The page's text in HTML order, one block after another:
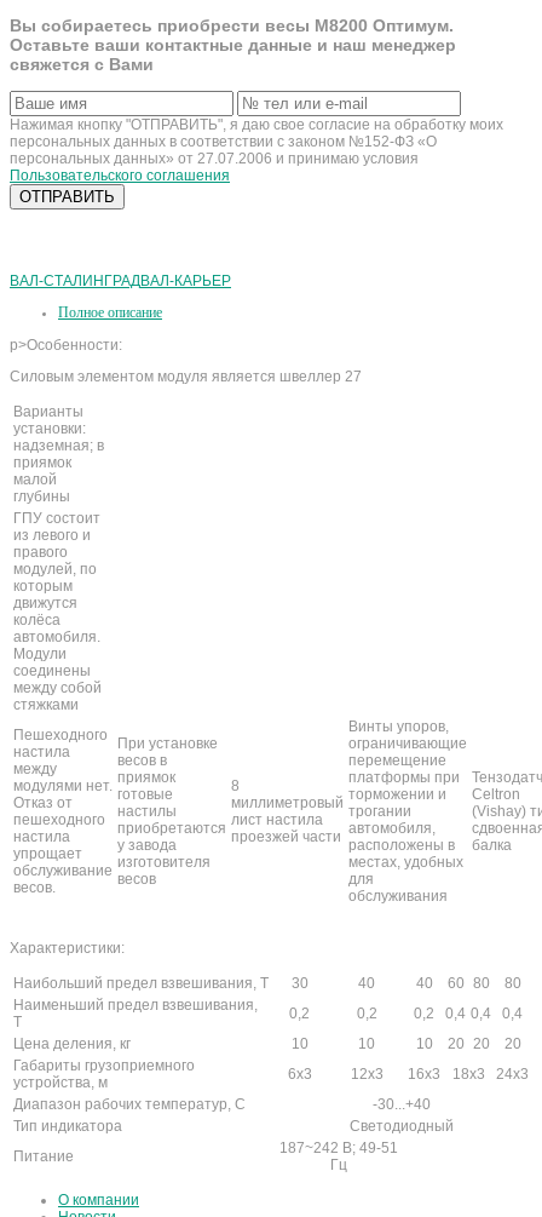
Вы собираетесь приобрести весы М8200 Оптимум.
Оставьте ваши контактные данные и наш менеджер
свяжется с Вами
Нажимая кнопку "ОТПРАВИТЬ", я даю свое согласие на обработку моих
персональных данных в соответствии с законом №152-ФЗ «О
персональных данных» от 27.07.2006 и принимаю условия
Пользовательского соглашения
ВАЛ-СТАЛИНГРАДВАЛ-КАРЬЕР
Полное описание
p>Особенности:
Силовым элементом модуля является швеллер 27
Варианты
установки:
надземная; в
приямок
малой
глубины
ГПУ состоит
из левого и
правого
модулей, по
которым
движутся
колёса
автомобиля.
Модули
соединены
между собой
стяжками
Пешеходного
настила
между
модулями нет.
Отказ от
пешеходного
настила
упрощает
обслуживание
весов.
При установке
весов в
приямок
готовые
настилы
приобретаются
у завода
изготовителя
весов
8
миллиметровый
лист настила
проезжей части
Винты упоров,
ограничивающие
перемещение
платформы при
торможении и
трогании
автомобиля,
расположены в
местах, удобных
для
обслуживания
Celtron
(Vishay)
балка
Характеристики:
Наибольший предел взвешивания, Т 30 40 40 60 80
80
Наименьший предел взвешивания,
Т
0,2 0,2 0,2 0,4 0,4
0,4
Цена деления, кг
10 10 10 20 20
20
Габариты грузоприемного
устройства, м
6х3 12х3 16х3 18х3
24х3
Диапазон рабочих температур, С
-30...+40
Тип индикатора
Светодиодный
Питание
187~242 В; 49-51
Гц
О компании